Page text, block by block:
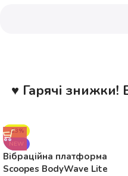
♥ Гарячі знижки!
-23%
NEW
Вібраційна платформа
Scoopes BodyWave Lite